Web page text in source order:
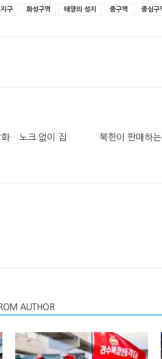
구 화성구역 태양의 성지 중구역 중심구
화…노크 없이 집
북한이 판매하
AUTHOR